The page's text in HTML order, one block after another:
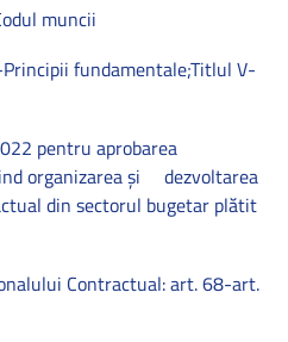
muncii
fundamentale;Titlul V-
pentru aprobarea
organizarea şi dezvoltarea
din sectorul bugetar plătit
Contractual: art. 68-art.